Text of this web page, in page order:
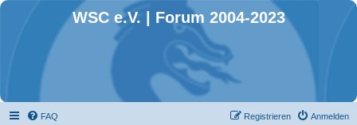
WSC e.V. | Forum 2004-2023
FAQ Anmelden
Registrieren